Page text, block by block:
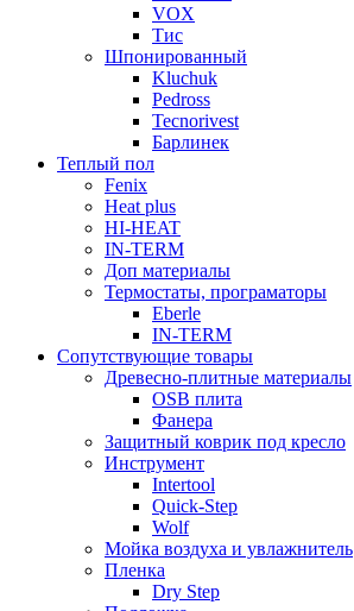
VOX
Тис
Шпонированный
Kluchuk
Pedross
Tecnorivest
Барлинек
Теплый пол
Fenix
Heat plus
HI-HEAT
IN-TERM
Доп материалы
Термостаты, програматоры
Eberle
IN-TERM
Сопутствующие товары
Древесно-плитные материалы
OSB плита
Фанера
Защитный коврик под кресло
Инструмент
Intertool
Quick-Step
Wolf
Мойка воздуха и увлажнитель
Пленка
Dry Step